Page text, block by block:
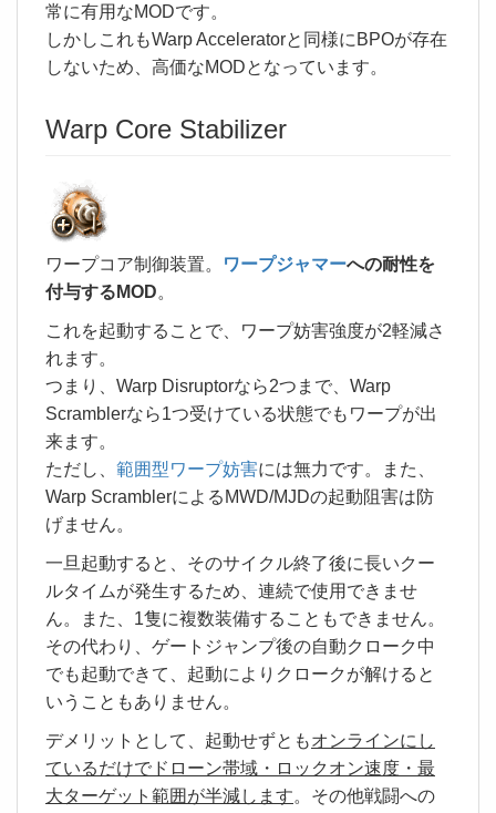
常に有用なMODです。
しかしこれもWarp Acceleratorと同様にBPOが存在
しないため、高価なMODとなっています。
Warp Core Stabilizer
ワープコア制御装置。 ワープジャマーへの耐性を
付与するMOD。
これを起動することで、ワープ妨害強度が2軽減さ
れます。
つまり、Warp Disruptorなら2つまで、Warp
Scramblerなら1つ受けている状態でもワープが出
来ます。
ただし、 範囲型ワープ妨害には無力です。また、
Warp ScramblerによるMWD/MJDの起動阻害は防
げません。
一旦起動すると、そのサイクル終了後に長いクー
ルタイムが発生するため、連続で使用できませ
ん。また、1隻に複数装備することもできません。
その代わり、ゲートジャンプ後の自動クローク中
でも起動できて、起動によりクロークが解けると
いうこともありません。
デメリットとして、起動せずともオンラインにし
ているだけでドローン帯域・ロックオン速度・最
大ターゲット範囲が半減します。その他戦闘への